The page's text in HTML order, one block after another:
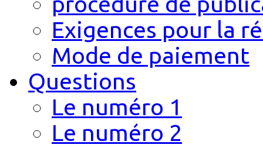
Exigences pour la
Mode de paiement
Questions
Le numéro 1
Le numéro 2